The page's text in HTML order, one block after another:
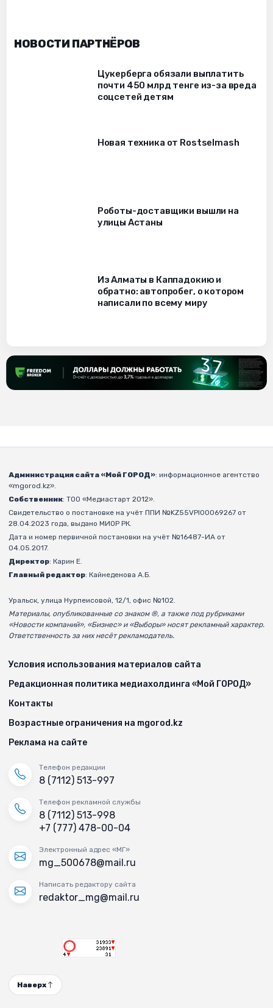
НОВОСТИ ПАРТНЁРОВ
Цукерберга обязали выплатить
почти 450 млрд тенге из-за вреда
соцсетей детям
Новая техника от Rostselmash
Роботы-доставщики вышли на
улицы Астаны
Из Алматы в Каппадокию и
обратно: автопробег, о котором
написали по всему миру
Администрация сайта «Мой ГОРОД»: информационное агентство
«mgorod.kz».
Собственник: ТОО «Медиастарт 2012».
Свидетельство о постановке на учёт ППИ №KZ55VPI00069267 от
28.04.2023 года, выдано МИОР РК.
Дата и номер первичной постановки на учёт №16487-ИА от
04.05.2017.
Директор: Карин Е.
Главный редактор: Кайнеденова А.Б.
Уральск, улица Нурпеисовой, 12/1, офис №102.
Материалы, опубликованные со знаком ®, а также под рубриками
«Новости компаний», «Бизнес» и «Выборы» носят рекламный характер.
Ответственность за них несёт рекламодатель.
Условия использования материалов сайта
Редакционная политика медиахолдинга «Мой ГОРОД»
Контакты
Возрастные ограничения на mgorod.kz
Реклама на сайте
Телефон редакции
8 (7112) 513-997
Телефон рекламной службы
8 (7112) 513-998
+7 (777) 478-00-04
Электронный адрес «МГ»
mg_500678@mail.ru
Написать редактору сайта
redaktor_mg@mail.ru
Наверх